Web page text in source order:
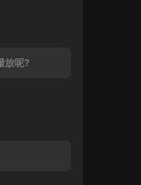
放呢?